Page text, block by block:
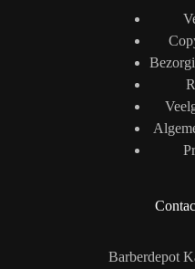
Barberdepot